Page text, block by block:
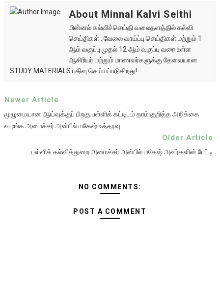
About Minnal Kalvi Seithi
மின்னல் கல்விச்செய்தி வலைதளத்தில் கல்வி
செய்திகள் , வேலை வாய்ப்பு செய்திகள் மற்றும் 1
ஆம் வகுப்பு முதல் 12 ஆம் வகுப்பு வரை உள்ள
ஆசிரியர் மற்றும் மாணவர்களுக்கு தேவையான
STUDY MATERIALS பதிவு செய்யப்படுகிறது!
Newer Article
முழுமையான ஆய்வுக்குப் பிறகு பள்ளிக் கட்டிடம் தரம் குறித்த அறிக்கை
வழங்க அமைச்சர் அன்பில் மகேஷ் உத்தரவு
Older Article
பள்ளிக் கல்வித்துறை அமைச்சர் அன்பில் மகேஷ் அவர்களின் பேட்டி
NO COMMENTS:
POST A COMMENT